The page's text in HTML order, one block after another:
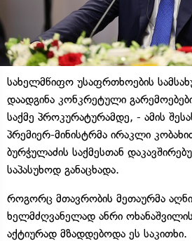
სახელმწიფო უსაფრთხოების
დაადგინა კონკრეტული
საქმე პროკურატურამდე, - ამის
პრემიერ-მინისტრმა ირაკლი
ბურჭულაძის საქმესთან
საპასუხოდ განაცხადა.
როგორც მთავრობის მეთაურმა
ხელმძღვანელად ანრი
აქტიურად მზადდებოდა ეს საკითხი.